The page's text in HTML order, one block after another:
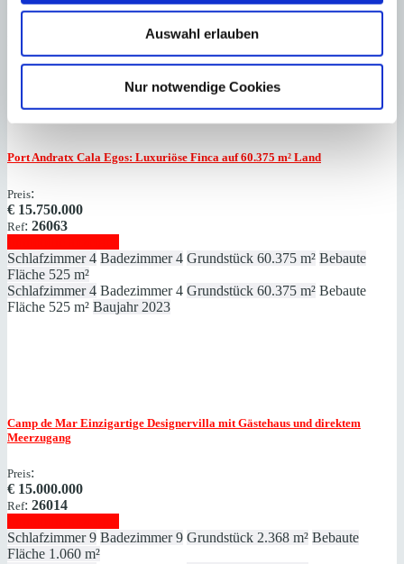
Auswahl erlauben
Nur notwendige Cookies
Fläche 578 m²
Badezimmer Grundstück
Fußbodenheizung Baujahr
Port Andratx Cala Egos: Luxuriöse Finca auf 60.375 ​​​​​​​m² Land
Preis:
€ 15.750.000
Ref: 26063
Schlafzimmer 4 Badezimmer 4 Grundstück 60.375 m² Bebaute
Fläche 525 m²
Schlafzimmer 4 Badezimmer 4 Grundstück 60.375 m² Bebaute
Fläche 525 m² Baujahr 2023
Camp de Mar Einzigartige Designervilla mit Gästehaus und direktem
Meerzugang
Preis:
€ 15.000.000
Ref: 26014
Schlafzimmer 9 Badezimmer 9 Grundstück 2.368 m² Bebaute
Fläche 1.060 m²